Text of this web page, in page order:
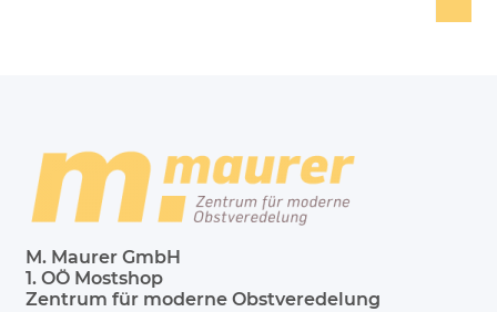
M. Maurer GmbH
1. OÖ Mostshop
Zentrum für moderne Obstveredelung